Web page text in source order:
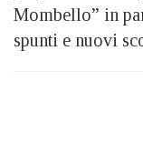
Mombello” in
spunti e nuovi